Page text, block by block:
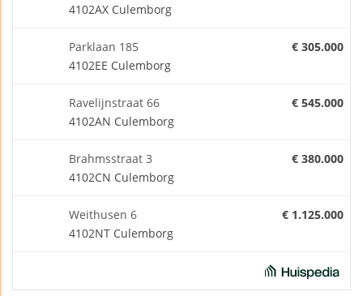
4102AX Culemborg
Parklaan 185
4102EE Culemborg
€ 305.000
Ravelijnstraat 66
4102AN Culemborg
€ 545.000
Brahmsstraat 3
4102CN Culemborg
€ 380.000
Weithusen 6
4102NT Culemborg
€ 1.125.000